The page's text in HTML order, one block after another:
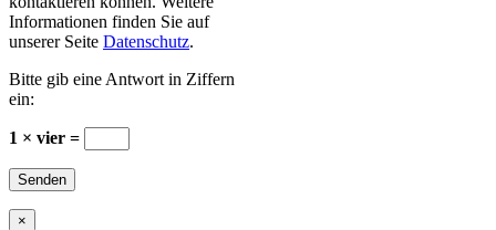
Informationen finden Sie auf
unserer Seite Datenschutz.
Bitte gib eine Antwort in Ziffern
ein:
1 × vier =
×